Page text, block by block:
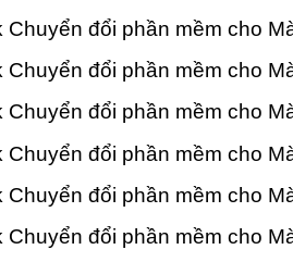
Chuyển đổi phần mềm cho
Chuyển đổi phần mềm cho
Chuyển đổi phần mềm cho
Chuyển đổi phần mềm cho
Chuyển đổi phần mềm cho
Chuyển đổi phần mềm cho